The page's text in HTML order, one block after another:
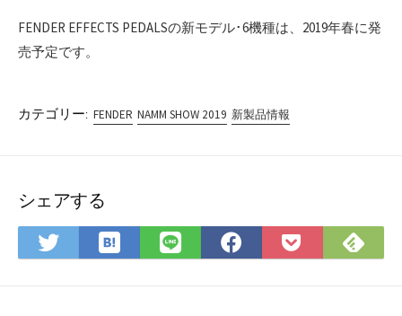
FENDER EFFECTS PEDALSの新モデル･6機種は、2019年春に発
売予定です。
カテゴリー: FENDER NAMM SHOW 2019 新製品情報
シェアする
Twitter
で
は
て
LINE
で
Facebook
で
Pocket
に
で